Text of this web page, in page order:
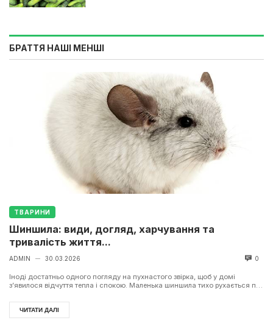
БРАТТЯ НАШІ МЕНШІ
ТВАРИНИ
Шиншила: види, догляд, харчування та
тривалість життя...
ADMIN — 30.03.2026 0
Іноді достатньо одного погляду на пухнастого звірка, щоб у домі
з’явилося відчуття тепла і спокою. Маленька шиншила тихо рухається по
ЧИТАТИ ДАЛІ